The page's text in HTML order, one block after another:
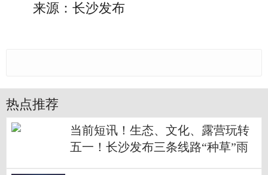
来源：长沙发布
热点推荐
当前短讯！生态、文化、露营玩转
五一！长沙发布三条线路“种草”雨